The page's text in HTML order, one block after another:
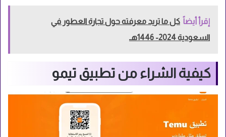
إقرأ أيضاً كل ما تريد معرفته حول تجارة العطور في
السعودية 2024- 1446هـ
كيفية الشراء من تطبيق تيمو